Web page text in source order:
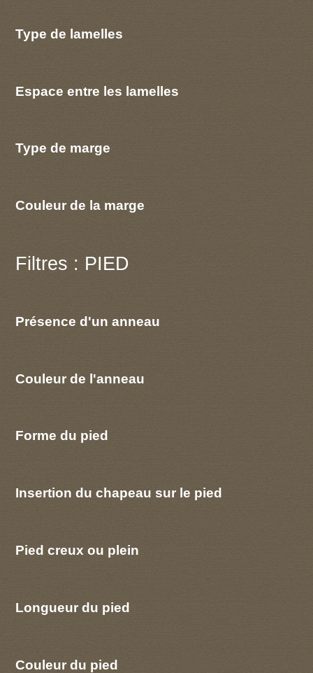
Type de lamelles
Espace entre les lamelles
Type de marge
Couleur de la marge
Filtres : PIED
Présence d'un anneau
Couleur de l'anneau
Forme du pied
Insertion du chapeau sur le pied
Pied creux ou plein
Longueur du pied
Couleur du pied